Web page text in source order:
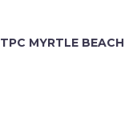
TPC MYRTLE BEACH